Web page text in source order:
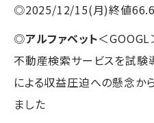
◎2025/12/15(月)終値
◎アルファベット＜
不動産検索サービスを試験
による収益圧迫への懸念
ました